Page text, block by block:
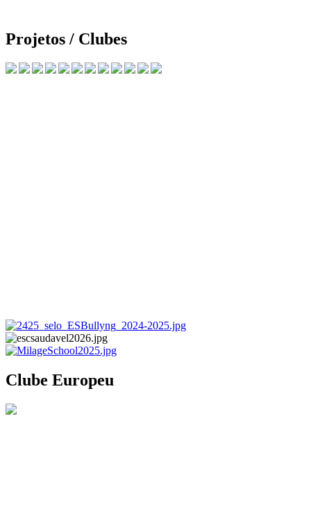
Projetos / Clubes
Clube Europeu